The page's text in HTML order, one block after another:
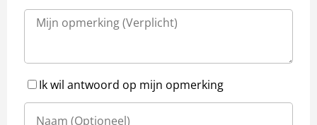
Ik wil antwoord op mijn opmerking